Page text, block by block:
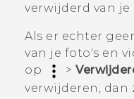
verwijderd van je
Als er echter
van je foto's en
op
>
verwijderen, dan